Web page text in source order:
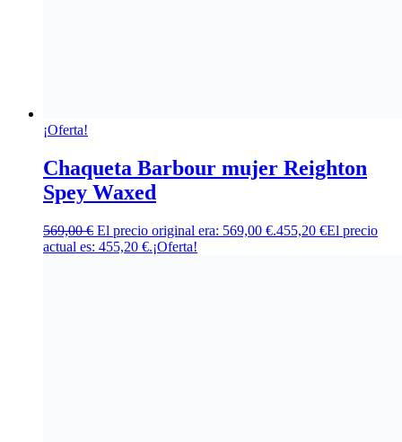
¡Oferta!
Chaqueta Barbour mujer Reighton
Spey Waxed
569,00€ El precio original era: 569,00 €.455,20 €El precio
actual es: 455,20 €.¡Oferta!